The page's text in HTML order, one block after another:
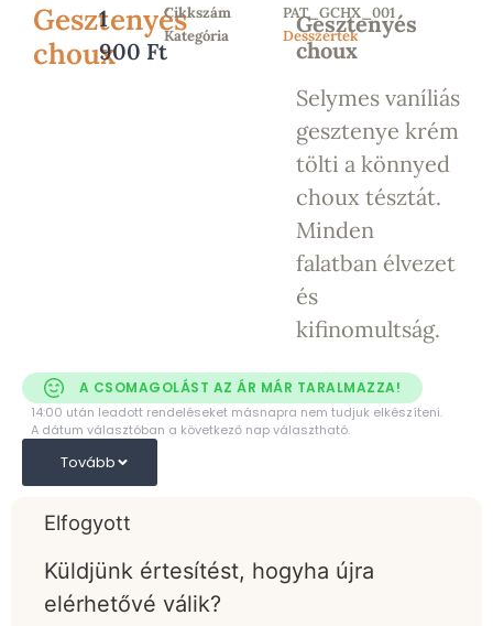
Gesztenyés
choux
1
900 Ft
Cikkszám
PAT_GCHX_001
Kategória
Desszertek
Gesztenyés
choux
Selymes vaníliás
gesztenye krém
tölti a könnyed
choux tésztát.
Minden
falatban élvezet
és
kifinomultság.
A CSOMAGOLÁST AZ ÁR MÁR TARALMAZZA!
14:00 után leadott rendeléseket másnapra nem tudjuk elkészíteni.
A dátum választóban a következő nap választható.
Tovább
Elfogyott
Küldjünk értesítést, hogyha újra
elérhetővé válik?